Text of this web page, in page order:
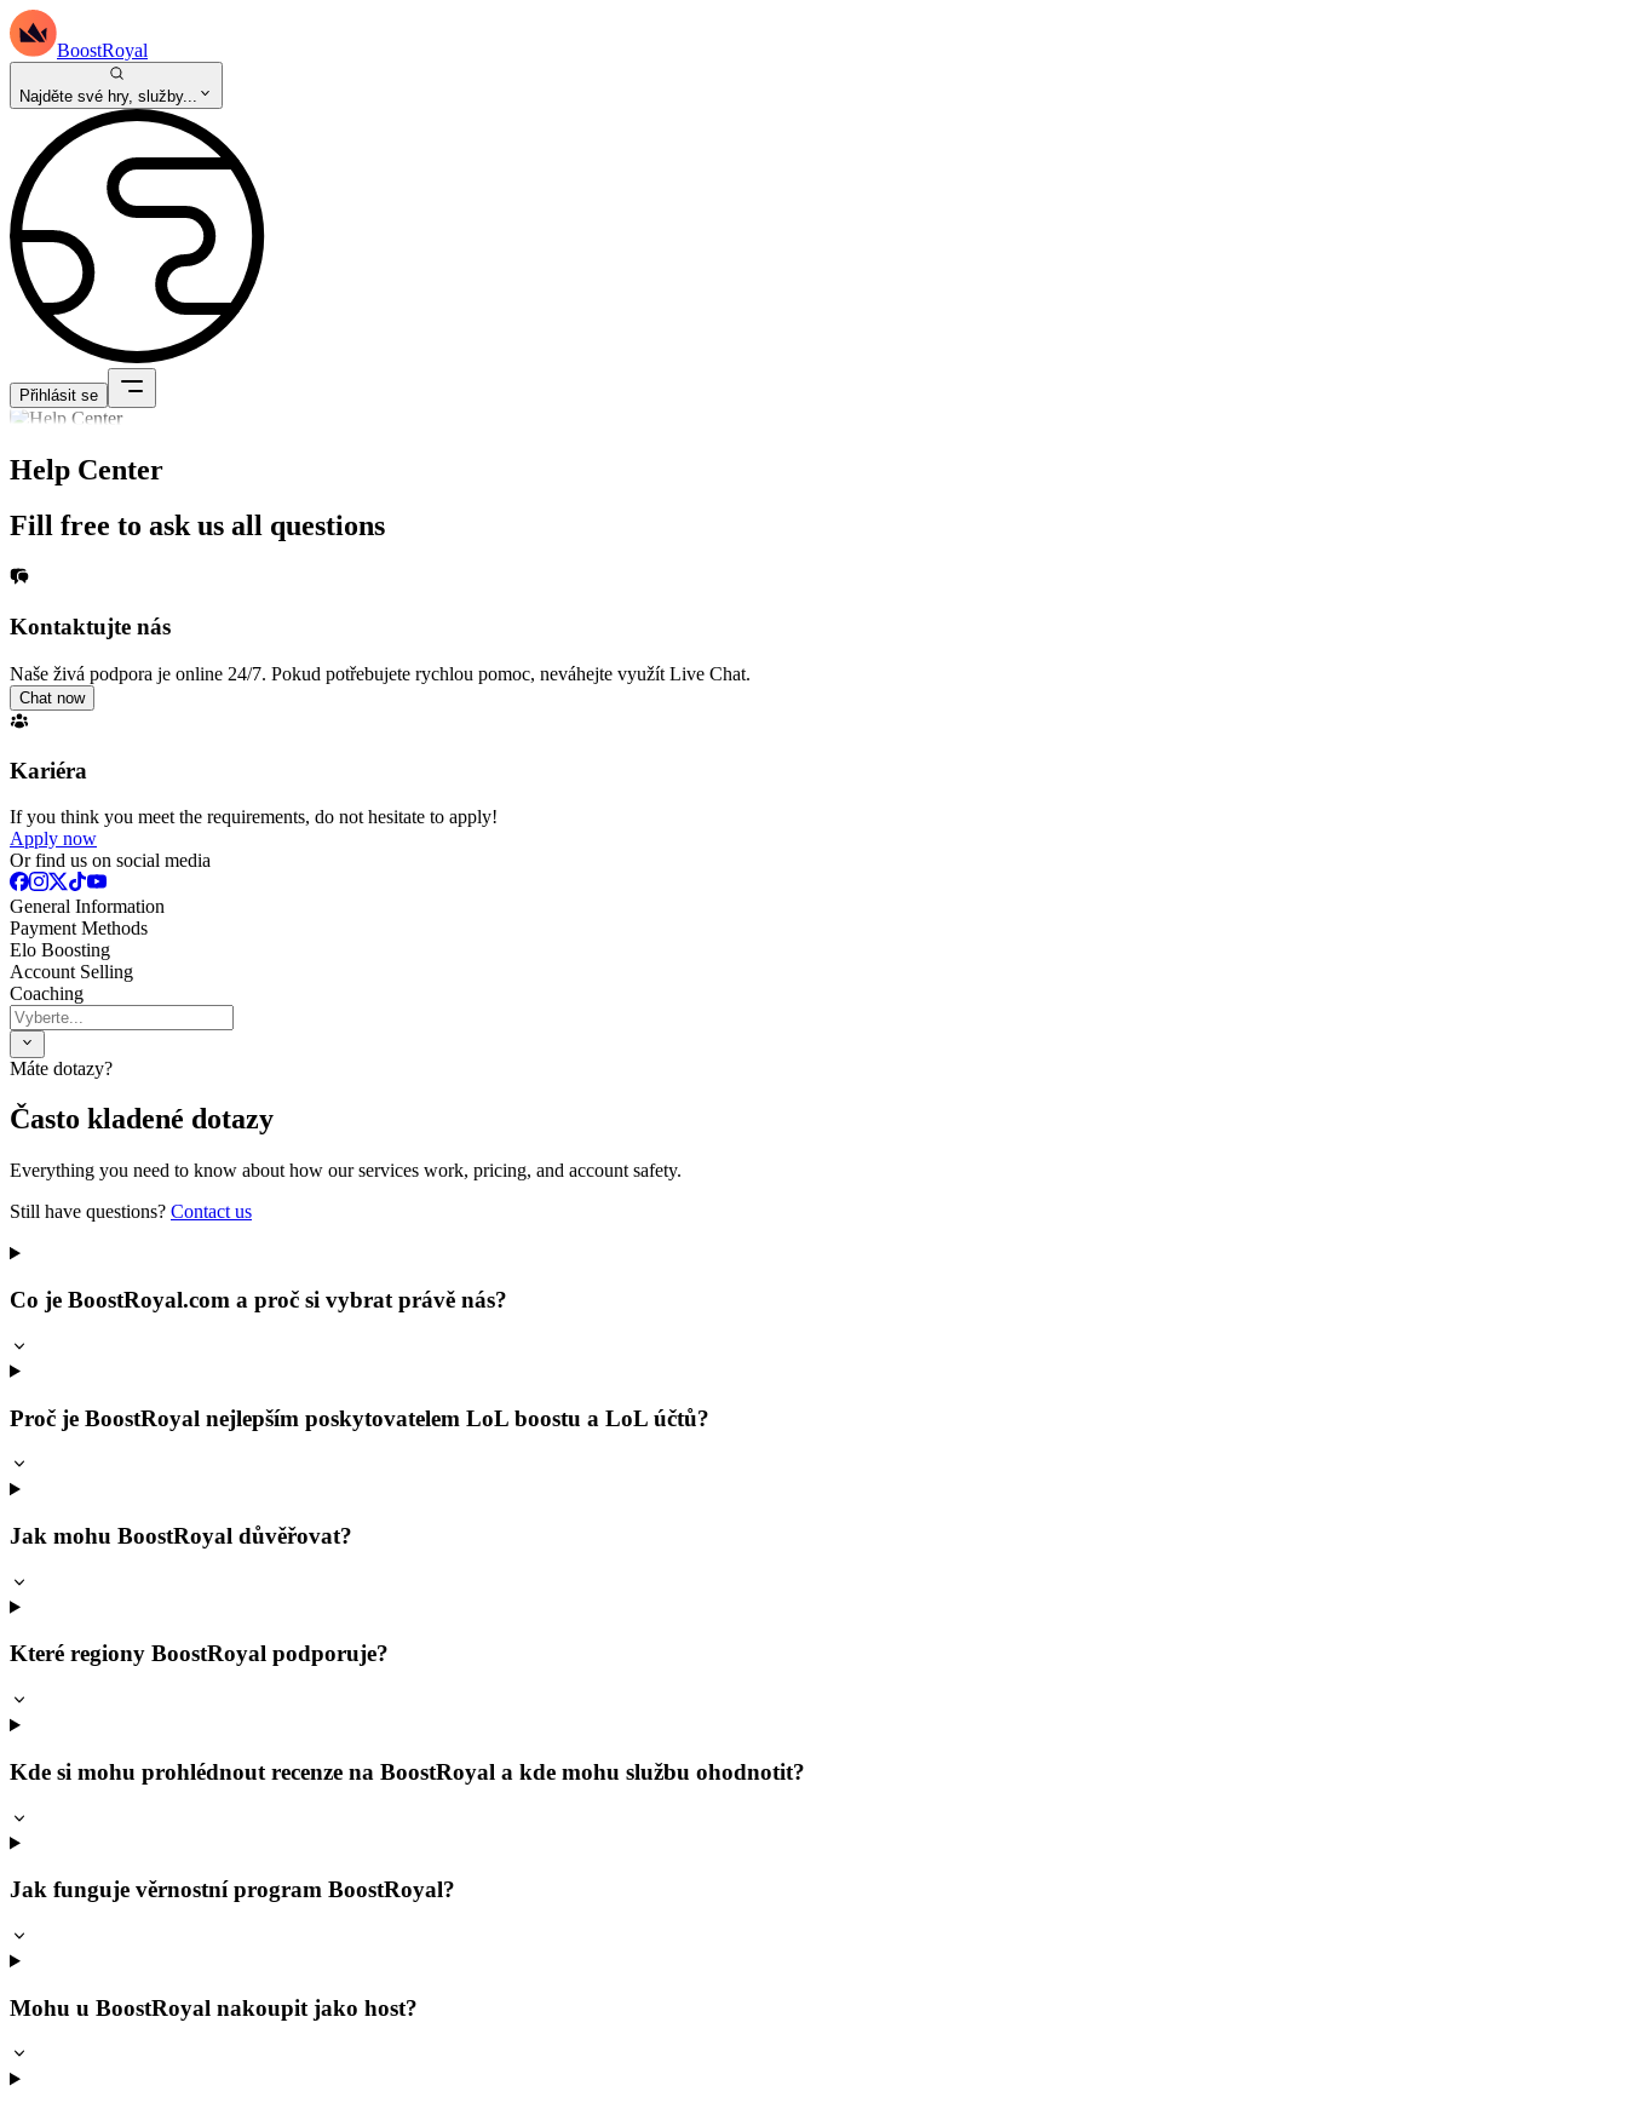
BoostRoyal
Najděte své hry, služby...
Přihlásit se
Help Center
Fill free to ask us all questions
Kontaktujte nás
Naše živá podpora je online 24/7. Pokud potřebujete rychlou pomoc, neváhejte využít Live Chat.
Chat now
Kariéra
If you think you meet the requirements, do not hesitate to apply!
Apply now
Or find us on social media
General Information
Payment Methods
Elo Boosting
Account Selling
Coaching
Máte dotazy?
Často kladené dotazy
Everything you need to know about how our services work, pricing, and account safety.
Still have questions? Contact us
Co je BoostRoyal.com a proč si vybrat právě nás?
Proč je BoostRoyal nejlepším poskytovatelem LoL boostu a LoL účtů?
Jak mohu BoostRoyal důvěřovat?
Které regiony BoostRoyal podporuje?
Kde si mohu prohlédnout recenze na BoostRoyal a kde mohu službu ohodnotit?
Jak funguje věrnostní program BoostRoyal?
Mohu u BoostRoyal nakoupit jako host?